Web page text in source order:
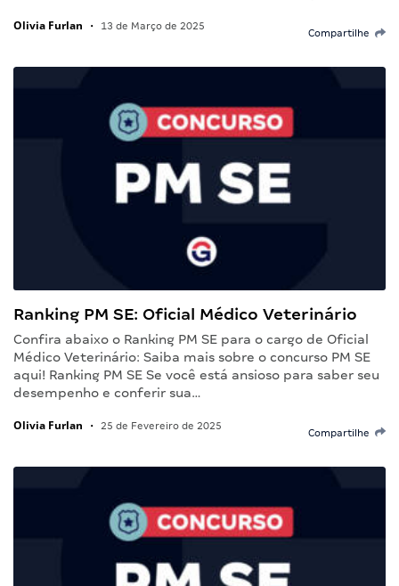
Olivia Furlan • 13 de Março de 2025
Compartilhe
Ranking PM SE: Oficial Médico Veterinário
Confira abaixo o Ranking PM SE para o cargo de Oficial
Médico Veterinário: Saiba mais sobre o concurso PM SE
aqui! Ranking PM SE Se você está ansioso para saber seu
desempenho e conferir sua…
Olivia Furlan • 25 de Fevereiro de 2025
Compartilhe